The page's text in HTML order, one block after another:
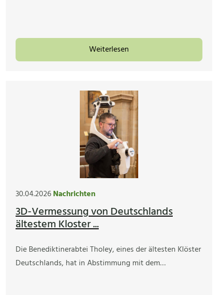
Weiterlesen
30.04.2026Nachrichten
3D-Vermessung von Deutschlands
ältestem Kloster ...
Die Benediktinerabtei Tholey, eines der ältesten Klöster
Deutschlands, hat in Abstimmung mit dem…